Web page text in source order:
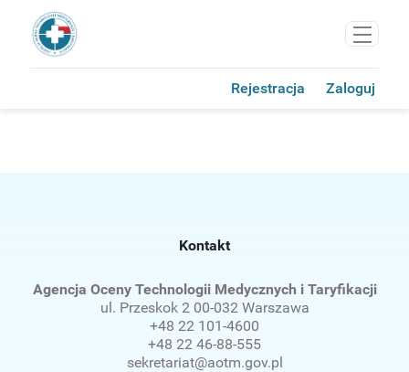
Rejestracja Zaloguj
Kontakt
Agencja Oceny Technologii Medycznych i Taryfikacji
ul. Przeskok 2 00-032 Warszawa
+48 22 101-4600
+48 22 46-88-555
sekretariat@aotm.gov.pl